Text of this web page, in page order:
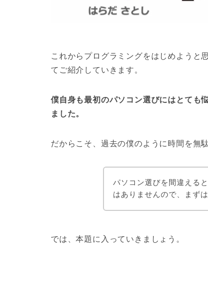
これからプログラミングをはじめようと
てご紹介していきます。
僕自身も最初のパソコン選びにはとても
ました。
だからこそ、過去の僕のように時間を無
パソコン選びを間違える
はありませんので、まず
では、本題に入っていきましょう。